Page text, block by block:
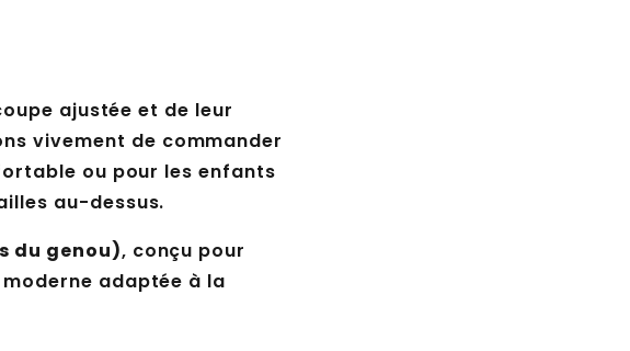
ajustée et de leur
vivement de commander
ou pour les enfants
au-dessus.
du genou), conçu pour
adaptée à la